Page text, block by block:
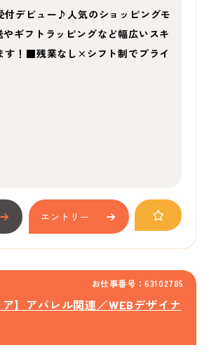
デビュー♪人気のショッピングモ
ギフトラッピングなど幅広いスキ
す！■残業なし×シフト制でプライ
エントリー
お仕事番号：63102785
ア】アパレル関連／WEBデザイナ